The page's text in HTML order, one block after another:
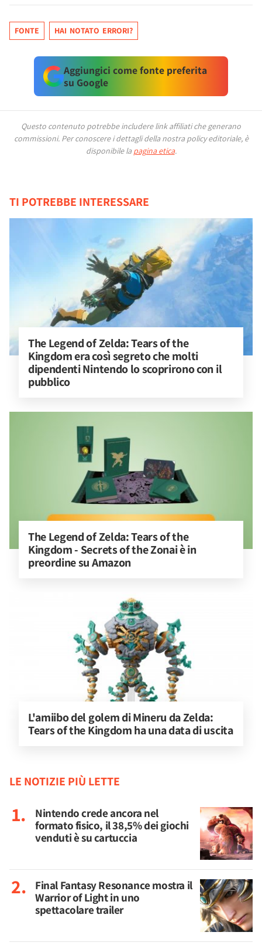
FONTE HAI NOTATO ERRORI?
Aggiungici come fonte preferita
su Google
Questo contenuto potrebbe includere link affiliati che generano
commissioni. Per conoscere i dettagli della nostra policy editoriale, è
disponibile la pagina etica.
TI POTREBBE INTERESSARE
The Legend of Zelda: Tears of the
Kingdom era così segreto che molti
dipendenti Nintendo lo scoprirono con il
pubblico
The Legend of Zelda: Tears of the
Kingdom - Secrets of the Zonai è in
preordine su Amazon
L'amiibo del golem di Mineru da Zelda:
Tears of the Kingdom ha una data di uscita
LE NOTIZIE PIÙ LETTE
Nintendo crede ancora nel
formato fisico, il 38,5% dei giochi
venduti è su cartuccia
Final Fantasy Resonance mostra il
Warrior of Light in uno
spettacolare trailer